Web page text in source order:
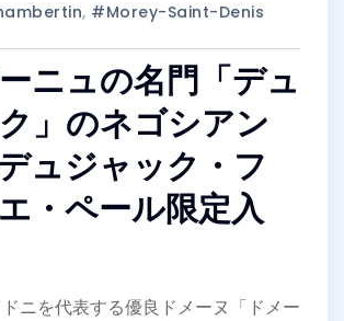
, #Morey-Saint-Denis
ニュの名門「デュ
」のネゴシアン
ュジャック・フ
・ペール限定入
ニを代表する優良ドメーヌ「ドメー